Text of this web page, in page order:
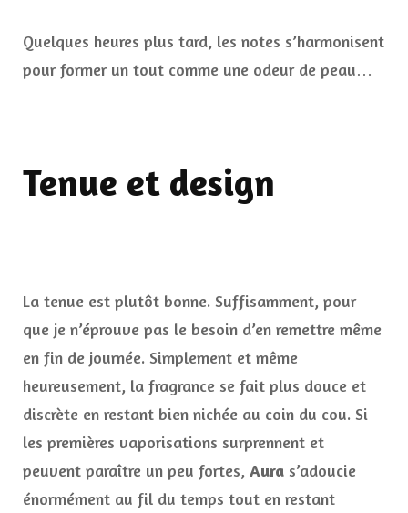
Quelques heures plus tard, les notes s’harmonisent
pour former un tout comme une odeur de peau…
Tenue et design
La tenue est plutôt bonne. Suffisamment, pour
que je n’éprouve pas le besoin d’en remettre même
en fin de journée. Simplement et même
heureusement, la fragrance se fait plus douce et
discrète en restant bien nichée au coin du cou. Si
les premières vaporisations surprennent et
peuvent paraître un peu fortes, Aura s’adoucie
énormément au fil du temps tout en restant